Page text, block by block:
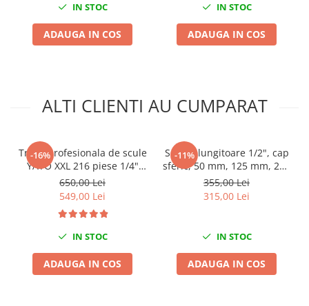
Nissan
Skoda
Suzuki
Volkswagen
Scule pentru tinichigerie
Scule Pneumatice
Accesorii Pneumatice
IN STOC
ADAUGA IN COS
IN STOC
ADAUGA IN COS
ALTI CLIENTI AU CUMPARAT
-16%
Trusa profesionala de scule
YATO XXL 216 piese 1/4"
3/8" 1/2"
650,00 Lei
549,00 Lei
IN STOC
ADAUGA IN COS
-11%
Set prelungitoare 1/2", cap
sferic, 50 mm, 125 mm, 250
mm, 380 mm si 510 mm
355,00 Lei
315,00 Lei
IN STOC
ADAUGA IN COS